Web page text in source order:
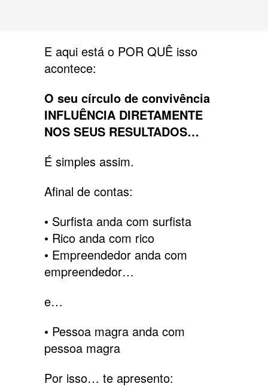
E aqui está o POR QUÊ isso
acontece:
O seu círculo de convivência
INFLUÊNCIA DIRETAMENTE
NOS SEUS RESULTADOS…
É simples assim.
Afinal de contas:
• Surfista anda com surfista
• Rico anda com rico
• Empreendedor anda com
empreendedor…
e…
• Pessoa magra anda com
pessoa magra
Por isso… te apresento: